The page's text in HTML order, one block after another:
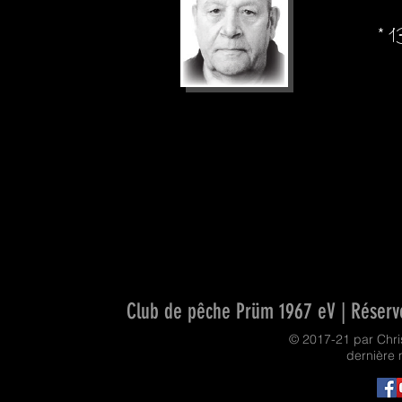
*
Club de pêche Prüm 1967 eV |
© 2017-21 par
dernière